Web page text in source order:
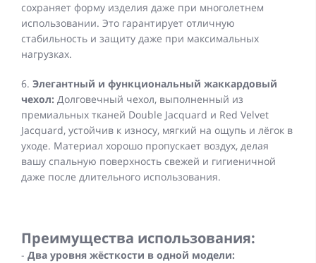
сохраняет форму изделия даже при многолетнем
использовании. Это гарантирует отличную
стабильность и защиту даже при максимальных
нагрузках.
6. Элегантный и функциональный жаккардовый
чехол: Долговечный чехол, выполненный из
премиальных тканей Double Jacquard и Red Velvet
Jacquard, устойчив к износу, мягкий на ощупь и лёгок в
уходе. Материал хорошо пропускает воздух, делая
вашу спальную поверхность свежей и гигиеничной
даже после длительного использования.
Преимущества использования:
- Два уровня жёсткости в одной модели: